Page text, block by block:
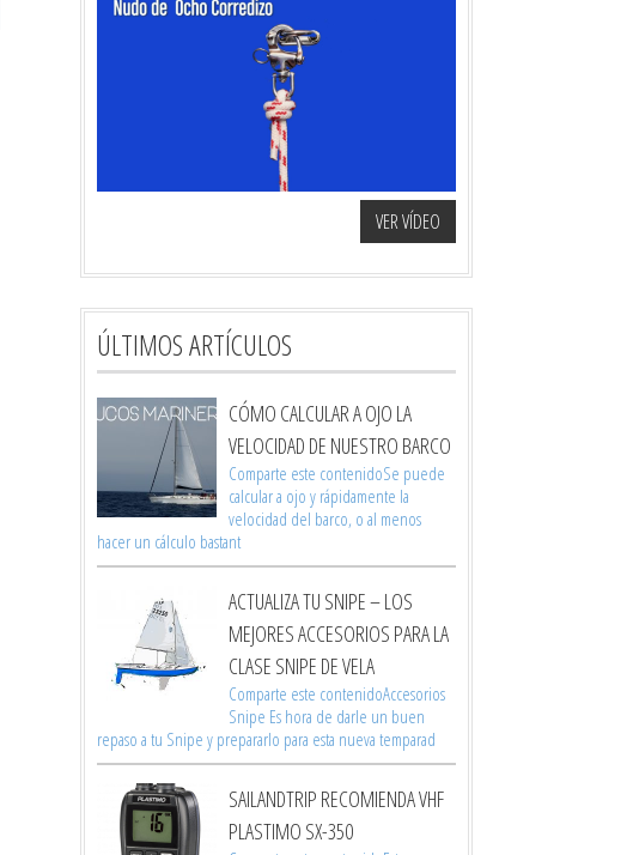
VER VÍDEO
ÚLTIMOS ARTÍCULOS
CÓMO CALCULAR A OJO LA
VELOCIDAD DE NUESTRO BARCO
Comparte este contenidoSe puede
calcular a ojo y rápidamente la
velocidad del barco, o al menos
hacer un cálculo bastant
ACTUALIZA TU SNIPE – LOS
MEJORES ACCESORIOS PARA LA
CLASE SNIPE DE VELA
Comparte este contenidoAccesorios
Snipe Es hora de darle un buen
repaso a tu Snipe y prepararlo para esta nueva temparad
SAILANDTRIP RECOMIENDA VHF
PLASTIMO SX-350